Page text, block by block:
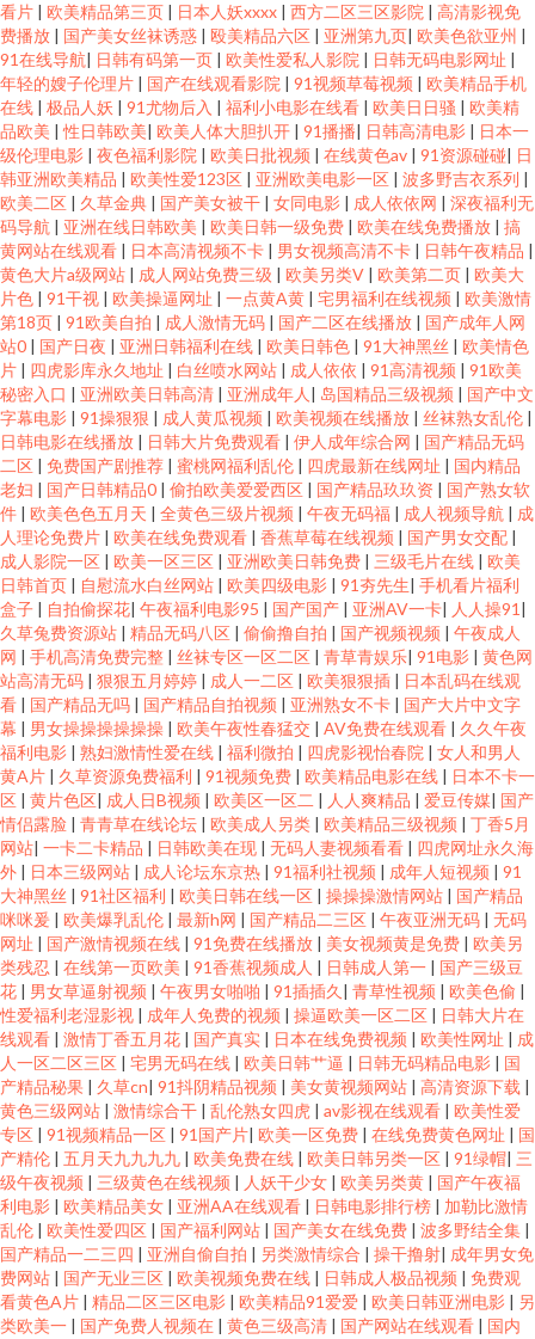
看片 | 欧美精品第三页 | 日本人妖xxxx | 西方二区三区影院 | 高清影视免
费播放 | 国产美女丝袜诱惑 | 殴美精品六区 | 亚洲第九页| 欧美色欲亚州 |
91在线导航| 日韩有码第一页 | 欧美性爱私人影院 | 日韩无码电影网址 |
年轻的嫂子伦理片 | 国产在线观看影院 | 91视频草莓视频 | 欧美精品手机
在线 | 极品人妖 | 91尤物后入 | 福利小电影在线看 | 欧美日日骚 | 欧美精
品欧美 |性日韩欧美| 欧美人体大胆扒开 | 91播播| 日韩高清电影 | 日本一
级伦理电影 | 夜色福利影院 | 欧美日批视频 | 在线黄色av | 91资源碰碰| 日
韩亚洲欧美精品 | 欧美性爱123区 | 亚洲欧美电影一区 | 波多野吉衣系列 |
欧美二区 | 久草金典 | 国产美女被干 | 女同电影 | 成人依依网 | 深夜福利无
码导航 | 亚洲在线日韩欧美 | 欧美日韩一级免费 | 欧美在线免费播放 | 搞
黄网站在线观看 | 日本高清视频不卡 | 男女视频高清不卡 | 日韩午夜精品 |
黄色大片a级网站 | 成人网站免费三级 | 欧美另类V | 欧美第二页 | 欧美大
片色 | 91干视 | 欧美操逼网址 | 一点黄A黄 | 宅男福利在线视频 | 欧美激情
第18页 | 91欧美自拍 | 成人激情无码 | 国产二区在线播放 | 国产成年人网
站0 | 国产日夜 | 亚洲日韩福利在线 | 欧美日韩色 | 91大神黑丝 | 欧美情色
片 | 四虎影库永久地址 | 白丝喷水网站 | 成人依依 | 91高清视频 | 91欧美
秘密入口 | 亚洲欧美日韩高清 | 亚洲成年人 | 岛国精品三级视频 | 国产中文
字幕电影 | 91操狠狠 | 成人黄瓜视频 | 欧美视频在线播放 | 丝袜熟女乱伦 |
日韩电影在线播放 | 日韩大片免费观看 | 伊人成年综合网 | 国产精品无码
二区 | 免费国产剧推荐 | 蜜桃网福利乱伦 | 四虎最新在线网址 | 国内精品
老妇 | 国产日韩精品0 | 偷拍欧美爱爱西区 | 国产精品玖玖资 | 国产熟女软
件 | 欧美色色五月天 | 全黄色三级片视频 | 午夜无码福 | 成人视频导航 | 成
人理论免费片 | 欧美在线免费观看 | 香蕉草莓在线视频 | 国产男女交配 |
成人影院一区 | 欧美一区三区 | 亚洲欧美日韩免费 | 三级毛片在线 | 欧美
日韩首页 | 自慰流水白丝网站 | 欧美四级电影 | 91夯先生| 手机看片福利
盒子 | 自拍偷探花| 午夜福利电影95 | 国产国产 | 亚洲AV一卡| 人人操91 |
久草兔费资源站 | 精品无码八区 | 偷偷撸自拍 | 国产视频视频 | 午夜成人
网 | 手机高清免费完整 | 丝袜专区一区二区 | 青草青娱乐| 91电影 | 黄色网
站高清无码 | 狠狠五月婷婷 | 成人一二区 | 欧美狠狠插 | 日本乱码在线观
看 | 国产精品无吗 | 国产精品自拍视频 | 亚洲熟女不卡 | 国产大片中文字
幕 | 男女操操操操操操 | 欧美午夜性春猛交 | AV免费在线观看 | 久久午夜
福利电影 | 熟妇激情性爱在线 | 福利微拍 | 四虎影视怡春院 | 女人和男人
黄A片 | 久草资源免费福利 | 91视频免费 | 欧美精品电影在线 | 日本不卡一
区 | 黄片色区| 成人日B视频 | 欧美区一区二 | 人人爽精品 | 爱豆传媒| 国产
情侣露脸 | 青青草在线论坛 | 欧美成人另类 | 欧美精品三级视频 | 丁香5月
网站| 一卡二卡精品 | 日韩欧美在现 | 无码人妻视频看看 | 四虎网址永久海
外 | 日本三级网站 | 成人论坛东京热 | 91福利社视频 | 成年人短视频 | 91
大神黑丝 | 91社区福利 | 欧美日韩在线一区 | 操操操激情网站 | 国产精品
咪咪爰 | 欧美爆乳乱伦 | 最新h网 | 国产精品二三区 | 午夜亚洲无码 | 无码
网址 | 国产激情视频在线 | 91免费在线播放 | 美女视频黄是免费 | 欧美另
类残忍 | 在线第一页欧美 | 91香蕉视频成人 | 日韩成人第一 | 国产三级豆
花 | 男女草逼射视频 | 午夜男女啪啪 | 91插插久 | 青草性视频 | 欧美色偷 |
性爱福利老湿影视 | 成年人免费的视频 | 操逼欧美一区二区 | 日韩大片在
线观看 | 激情丁香五月花 | 国产真实 | 日本在线免费视频 | 欧美性网址 | 成
人一区二区三区 | 宅男无码在线 | 欧美日韩艹逼 | 日韩无码精品电影 | 国
产精品秘果 | 久草cn| 91抖阴精品视频 | 美女黄视频网站 | 高清资源下载 |
黄色三级网站 | 激情综合干 | 乱伦熟女四虎 | av影视在线观看 | 欧美性爱
专区 | 91视频精品一区 | 91国产片| 欧美一区免费 | 在线免费黄色网址 | 国
产精伦 | 五月天九九九九 | 欧美免费在线 | 欧美日韩另类一区 | 91绿帽| 三
级午夜视频 | 三级黄色在线视频 | 人妖干少女 | 欧美另类黄 | 国产午夜福
利电影 | 欧美精品美女 | 亚洲AA在线观看 | 日韩电影排行榜 | 加勒比激情
乱伦 | 欧美性爱四区 | 国产福利网站 | 国产美女在线免费 | 波多野结全集 |
国产精品一二三四 | 亚洲自偷自拍 | 另类激情综合 | 操干撸射| 成年男女免
费网站 | 国产无业三区 | 欧美视频免费在线 | 日韩成人极品视频 | 免费观
看黄色A片 | 精品二区三区电影 | 欧美精品91爱爱 | 欧美日韩亚洲电影 | 另
类欧美一 | 国产免费人视频在 | 黄色三级高清 | 国产网站在线观看 | 国内